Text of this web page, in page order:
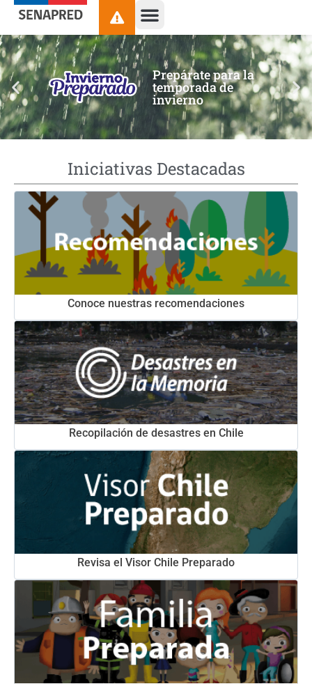
contenido
Prepárate para la
temporada de
invierno
Iniciativas Destacadas
Conoce nuestras recomendaciones
Recopilación de desastres en Chile
Revisa el Visor Chile Preparado